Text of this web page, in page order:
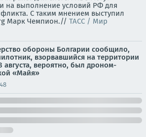
на выполнение условий РФ для
С таким мнением выступил
Марк Чемпион.// ТАСС / Мир
обороны Болгарии сообщило,
взорвавшийся на территории
августа, вероятно, был дроном-
«Майя»